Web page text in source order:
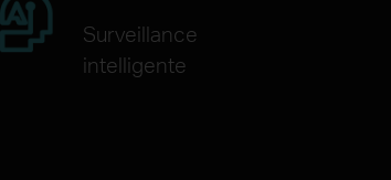
Surveillance
intelligente